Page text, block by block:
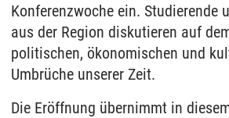
Konferenzwoche ein. Studierende
aus der Region diskutieren auf
politischen, ökonomischen und
Umbrüche unserer Zeit.
Die Eröffnung übernimmt in